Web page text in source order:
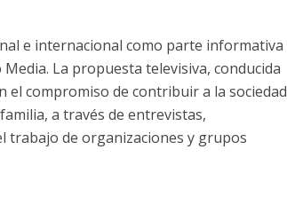
e internacional como parte informativa
La propuesta televisiva, conducida
el compromiso de contribuir a la sociedad
a través de entrevistas,
trabajo de organizaciones y grupos